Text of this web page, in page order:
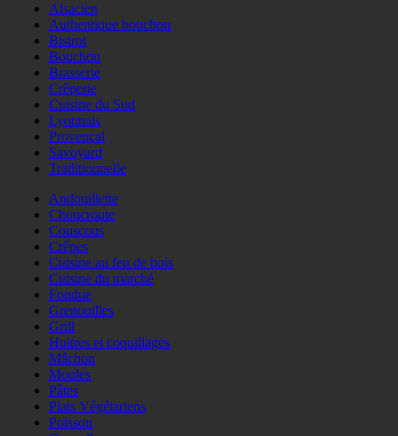
Alsacien
Authentique bouchon
Bistrot
Bouchon
Brasserie
Crêperie
Cuisine du Sud
Lyonnais
Provençal
Savoyard
Traditionnelle
Andouillette
Choucroute
Couscous
Crêpes
Cuisine au feu de bois
Cuisine du marché
Fondue
Grenouilles
Grill
Huitres et coquillages
Mâchon
Moules
Pâtes
Plats Végétariens
Poisson